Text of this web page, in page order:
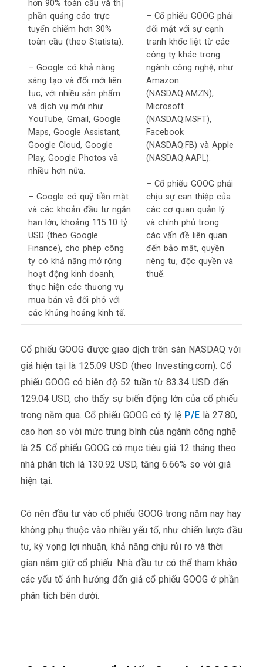
hơn 90% toàn cầu và thị
phần quảng cáo trực
tuyến chiếm hơn 30%
toàn cầu (theo Statista).
– Google có khả năng
sáng tạo và đổi mới liên
tục, với nhiều sản phẩm
và dịch vụ mới như
YouTube, Gmail, Google
Maps, Google Assistant,
Google Cloud, Google
Play, Google Photos và
nhiều hơn nữa.
– Google có quỹ tiền mặt
và các khoản đầu tư ngắn
hạn lớn, khoảng 115.10 tỷ
USD (theo Google
Finance), cho phép công
ty có khả năng mở rộng
hoạt động kinh doanh,
thực hiện các thương vụ
mua bán và đối phó với
các khủng hoảng kinh tế.
– Cổ phiếu GOOG phải
đối mặt với sự cạnh
tranh khốc liệt từ các
công ty khác trong
ngành công nghệ, như
Amazon
(NASDAQ:AMZN),
Microsoft
(NASDAQ:MSFT),
Facebook
(NASDAQ:FB) và Apple
(NASDAQ:AAPL).
– Cổ phiếu GOOG phải
chịu sự can thiệp của
các cơ quan quản lý
và chính phủ trong
các vấn đề liên quan
đến bảo mật, quyền
riêng tư, độc quyền và
thuế.
Cổ phiếu GOOG được giao dịch trên sàn NASDAQ với
giá hiện tại là 125.09 USD (theo Investing.com). Cổ
phiếu GOOG có biên độ 52 tuần từ 83.34 USD đến
129.04 USD, cho thấy sự biến động lớn của cổ phiếu
trong năm qua. Cổ phiếu GOOG có tỷ lệ P/E là 27.80,
cao hơn so với mức trung bình của ngành công nghệ
là 25. Cổ phiếu GOOG có mục tiêu giá 12 tháng theo
nhà phân tích là 130.92 USD, tăng 6.66% so với giá
hiện tại.
Có nên đầu tư vào cổ phiếu GOOG trong năm nay hay
không phụ thuộc vào nhiều yếu tố, như chiến lược đầu
tư, kỳ vọng lợi nhuận, khả năng chịu rủi ro và thời
gian nắm giữ cổ phiếu. Nhà đầu tư có thể tham khảo
các yếu tố ảnh hưởng đến giá cổ phiếu GOOG ở phần
phân tích bên dưới.